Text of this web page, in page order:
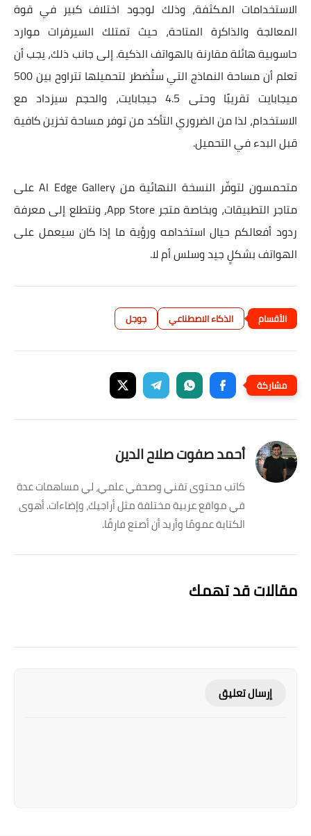
الاستخدامات المكثفة، وذلك لوجود اختلاف كبير في قوة
المعالجة والذاكرة المتاحة، حيث تمتلك السيرفرات موارد
حاسوبية هائلة مقارنة بالهواتف الذكية. إلى جانب ذلك، يجب أن
تعلم أن مساحة النماذج التي ستُضطر لتحميلها تتراوح بين 500
ميجابايت تقريبًا وحتى 4.5 جيجابايت، والحجم سيزداد مع
الاستخدام، لذا من الضروري التأكد من توفر مساحة تخزين كافية
قبل البدء في التحميل.
متحمسون لتوفّر النسخة النهائية من AI Edge Gallery على
متاجر التطبيقات، وبخاصة متجر App Store، ونتطلع إلى معرفة
ردود أفعالكم حيال استخدامه ورؤية ما إذا كان سيعمل على
الهواتف بشكلٍ جيد وسلس أم لا.
الذكاء الاصطناعي جوجل
أحمد صفوت صلاح الدين
كاتب محتوى تقني وصحفي علمي، لي مساهمات عدة
في مواقع عربية مختلفة مثل أراجيك، وإضاءات. أهوى
الكتابة عمومًا وأريد أن أصنع فارقًا.
مقالات قد تهمك
إرسال تعليق